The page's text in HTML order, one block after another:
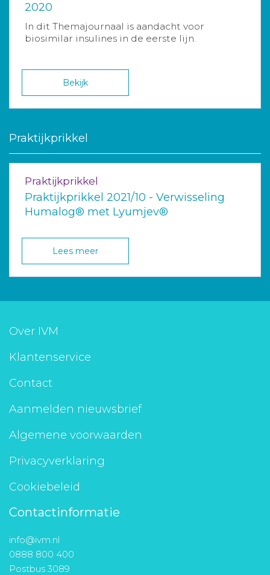
2020
In dit Themajournaal is aandacht voor
biosimilar insulines in de eerste lijn.
Bekijk
Praktijkprikkel
Praktijkprikkel
Praktijkprikkel 2021/10 - Verwisseling
Humalog® met Lyumjev®
Lees meer
Over IVM
Klantenservice
Contact
Aanmelden nieuwsbrief
Algemene voorwaarden
Privacyverklaring
Cookiebeleid
Contactinformatie
info@ivm.nl
0888 800 400
Postbus 3089